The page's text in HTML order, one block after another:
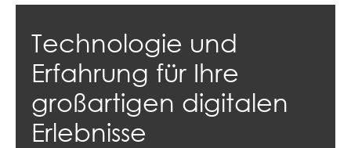
Technologie und
Erfahrung für Ihre
großartigen digitalen
Erlebnisse